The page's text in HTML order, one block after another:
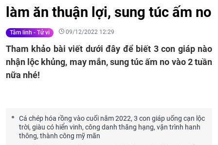
làm ăn thuận lợi, sung túc ấm no
Tâm linh - Tử vi 09/12/2022 12:29
Tham khảo bài viết dưới đây để biết 3 con giáp nào
nhận lộc khủng, may mắn, sung túc ấm no vào 2 tuần
nữa nhé!
Cá chép hóa rồng vào cuối năm 2022, 3 con giáp uống cạn lộc
trời, giàu có hiển vinh, công danh thăng hạng, vận trình hanh
thông, thành công mỹ mãn